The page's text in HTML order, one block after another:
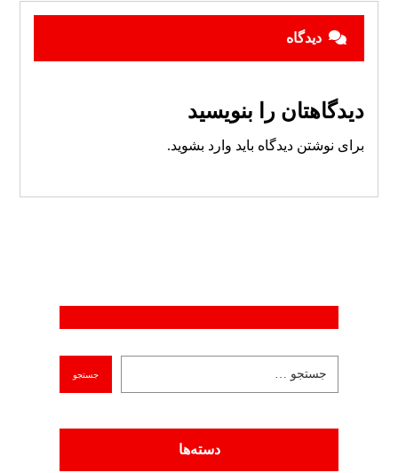
دیدگاه
دیدگاهتان را بنویسید
برای نوشتن دیدگاه باید وارد بشوید.
دسته‌ها